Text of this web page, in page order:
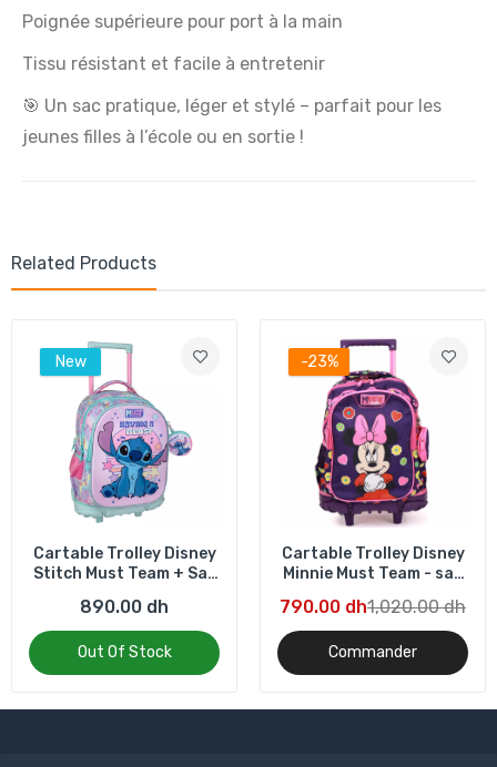
Poignée supérieure pour port à la main
Tissu résistant et facile à entretenir
🎯 Un sac pratique, léger et stylé – parfait pour les
jeunes filles à l’école ou en sortie !
Related Products
New
Cartable Trolley Disney
Stitch Must Team + Sac
Stitch + GOURDE
CADEAU
890.00 dh
Out Of Stock
-23%
Cartable Trolley Disney
Minnie Must Team - sac
790.00 dh1,020.00 dh
Commander